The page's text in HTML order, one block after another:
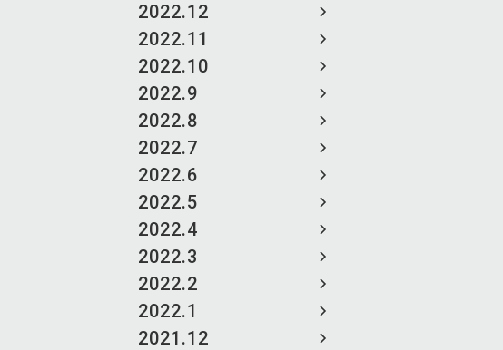
2022.12
2022.11
2022.10
2022.9
2022.8
2022.7
2022.6
2022.5
2022.4
2022.3
2022.2
2022.1
2021.12